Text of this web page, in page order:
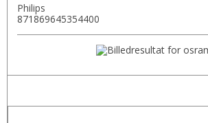
Philips
871869645354400